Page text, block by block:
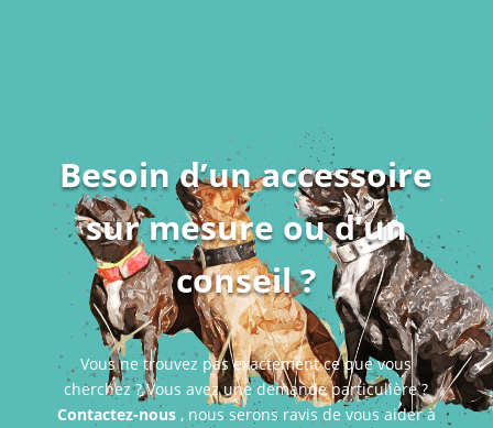
Besoin d’un accessoire
sur mesure ou d’un
conseil ?
Vous ne trouvez pas exactement ce que vous
cherchez ? Vous avez une demande particulière ?
Contactez-nous, nous serons ravis de vous aider à